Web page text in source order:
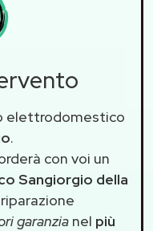
elettrodomestico
.
con voi un
Sangiorgio della
garanzianel più